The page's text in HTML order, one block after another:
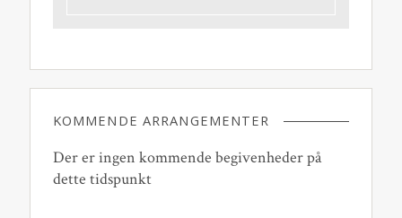
KOMMENDE ARRANGEMENTER
Der er ingen kommende begivenheder på
dette tidspunkt